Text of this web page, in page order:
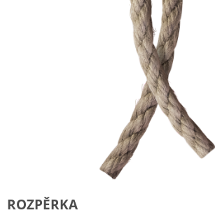
ROZPĚRKA